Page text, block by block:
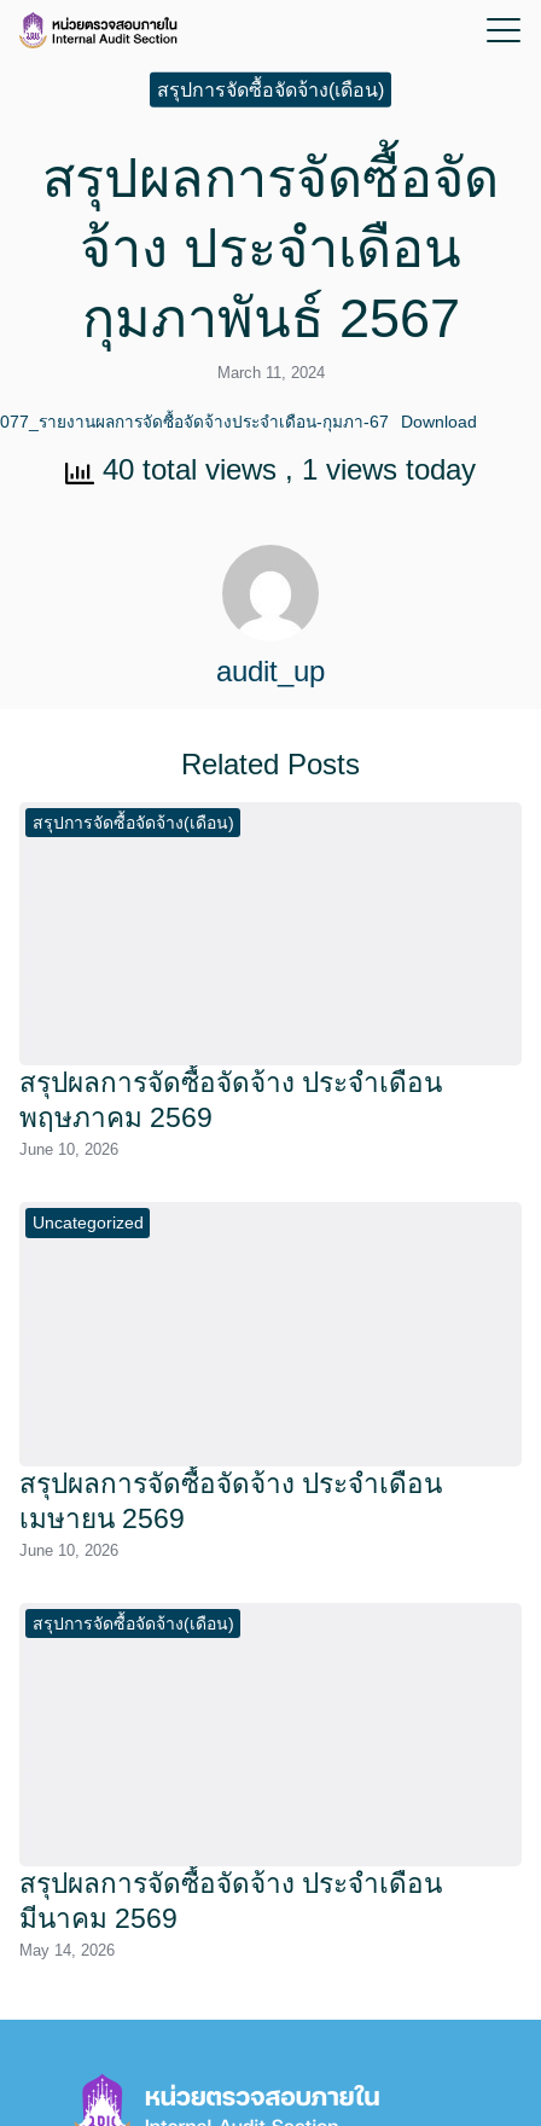
สรุปการจัดซื้อจัดจ้าง(เดือน)
สรุปผลการจัดซื้อจัด
จ้าง ประจำเดือน
กุมภาพันธ์ 2567
March 11, 2024
077_รายงานผลการจัดซื้อจัดจ้างประจำเดือน-กุมภา-67 Download
40 total views , 1 views today
audit_up
Related Posts
สรุปการจัดซื้อจัดจ้าง(เดือน)
สรุปผลการจัดซื้อจัดจ้าง ประจำเดือน
พฤษภาคม 2569
June 10, 2026
Uncategorized
สรุปผลการจัดซื้อจัดจ้าง ประจำเดือน
เมษายน 2569
June 10, 2026
สรุปการจัดซื้อจัดจ้าง(เดือน)
สรุปผลการจัดซื้อจัดจ้าง ประจำเดือน
มีนาคม 2569
May 14, 2026